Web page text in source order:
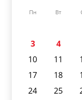
Пн Вт
3
4
10
11
17
18
24
25